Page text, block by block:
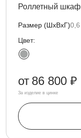
Роллетный
Размер (ШхВхГ)
Цвет:
от 86 800 ₽
За изделие в цинке